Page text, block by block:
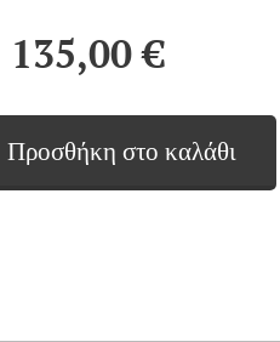
135,00€
Προσθήκη στο καλάθι